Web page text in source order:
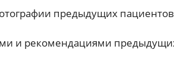
предыдущих
и рекомендациями